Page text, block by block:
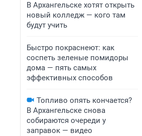
В Архангельске хотят открыть
новый колледж — кого там
будут учить
Быстро покраснеют: как
соспеть зеленые помидоры
дома — пять самых
эффективных способов
Топливо опять кончается?
В Архангельске снова
собираются очереди у
заправок — видео